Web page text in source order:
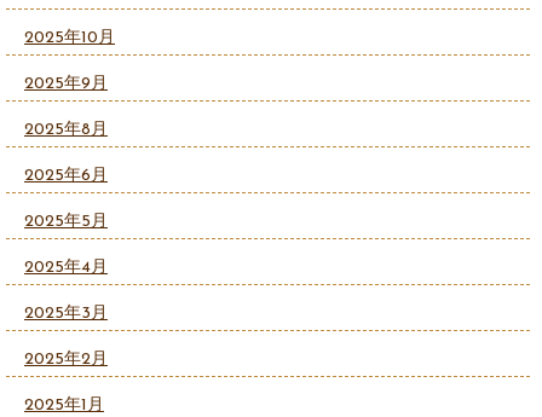
2025年10月
2025年9月
2025年8月
2025年6月
2025年5月
2025年4月
2025年3月
2025年2月
2025年1月